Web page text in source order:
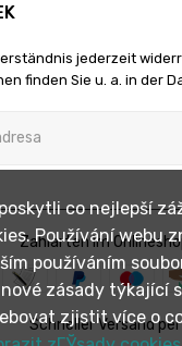
0.5mm
4,60 €
Meter
Meter
0.7mm
0,95 €
Meter
jederzeit
finden Sie u. a. in der
Zahlarten im
Schneller Versand per
co nejlepší
Používání webu
používáním
zásady týkající
zjistit více o